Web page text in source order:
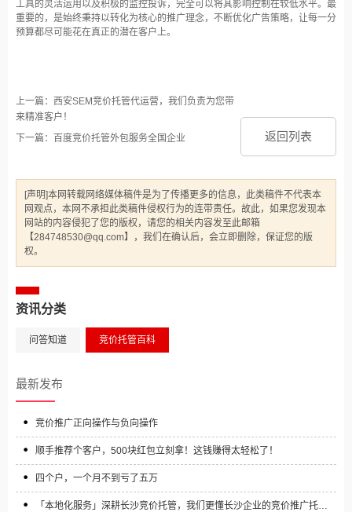
工具的灵活运用以及积极的监控投诉，完全可以将其影响控制在较低水平。最
重要的，是始终秉持以转化为核心的推广理念，不断优化广告策略，让每一分
预算都尽可能花在真正的潜在客户上。
上一篇：西安SEM竞价托管代运营，我们负责为您带
来精准客户！
下一篇：百度竞价托管外包服务全国企业
返回列表
[声明]本网转载网络媒体稿件是为了传播更多的信息，此类稿件不代表本
网观点，本网不承担此类稿件侵权行为的连带责任。故此，如果您发现本
网站的内容侵犯了您的版权，请您的相关内容发至此邮箱
【284748530@qq.com】，我们在确认后，会立即删除，保证您的版
权。
资讯分类
问答知道 竞价托管百科
最新发布
竞价推广正向操作与负向操作
顺手推荐个客户，500块红包立刻拿！这钱赚得太轻松了！
四个户，一个月不到亏了五万
「本地化服务」深耕长沙竞价托管，我们更懂长沙企业的竞价推广托管